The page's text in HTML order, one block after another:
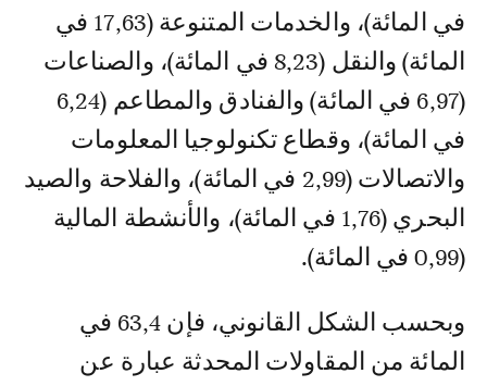
في المائة)، والخدمات المتنوعة (17,63 في
المائة) والنقل (8,23 في المائة)، والصناعات
(6,97 في المائة) والفنادق والمطاعم (6,24
في المائة)، وقطاع تكنولوجيا المعلومات
والاتصالات (2,99 في المائة)، والفلاحة والصيد
البحري (1,76 في المائة)، والأنشطة المالية
(0,99 في المائة).
وبحسب الشكل القانوني، فإن 63,4 في
المائة من المقاولات المحدثة عبارة عن